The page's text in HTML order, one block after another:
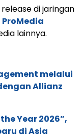
di jaringan
ProMedia
lainnya.
melalui
Allianz
Year 2026”,
di Asia